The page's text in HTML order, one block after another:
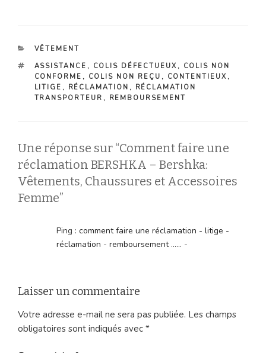
CATÉGORIES
VÊTEMENT
ÉTIQUETTES
ASSISTANCE , COLIS DÉFECTUEUX , COLIS NON
CONFORME , COLIS NON REÇU , CONTENTIEUX ,
LITIGE , RÉCLAMATION , RÉCLAMATION
TRANSPORTEUR , REMBOURSEMENT
Une réponse sur “Comment faire une
réclamation BERSHKA – Bershka:
Vêtements, Chaussures et Accessoires
Femme”
Ping : comment faire une réclamation - litige -
réclamation - remboursement ...... -
Laisser un commentaire
Votre adresse e-mail ne sera pas publiée. Les champs
obligatoires sont indiqués avec *